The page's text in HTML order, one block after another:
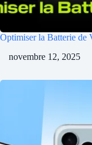
Optimiser la Batterie de
novembre 12, 2025